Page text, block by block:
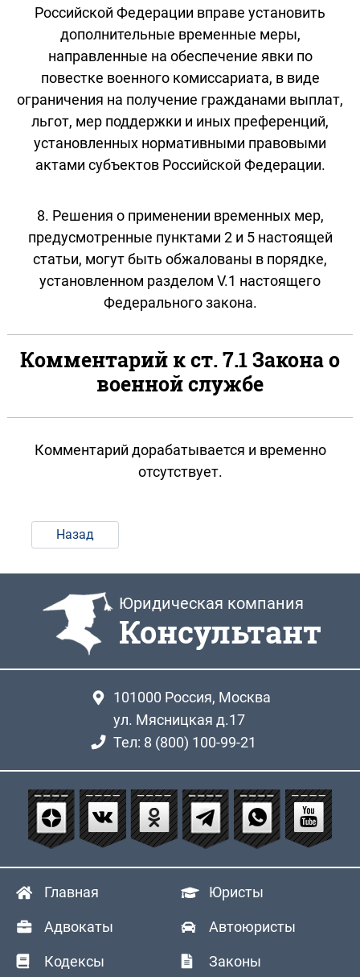
Российской Федерации вправе установить
дополнительные временные меры,
направленные на обеспечение явки по
повестке военного комиссариата, в виде
ограничения на получение гражданами выплат,
льгот, мер поддержки и иных преференций,
установленных нормативными правовыми
актами субъектов Российской Федерации.
8. Решения о применении временных мер,
предусмотренные пунктами 2 и 5 настоящей
статьи, могут быть обжалованы в порядке,
установленном разделом V.1 настоящего
Федерального закона.
Комментарий к ст. 7.1 Закона о
военной службе
Комментарий дорабатывается и временно
отсутствует.
Назад
Юридическая компания
Консультант
101000 Россия, Москва
ул. Мясницкая д.17
Тел: 8 (800) 100-99-21
Главная Юристы
Адвокаты Автоюристы
Кодексы Законы